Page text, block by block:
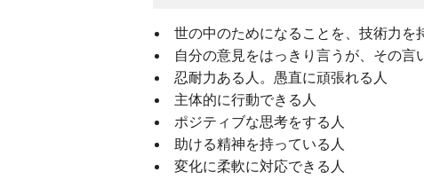
世の中のためになることを、技術力を
自分の意見をはっきり言うが、その言
忍耐力ある人。愚直に頑張れる人
主体的に行動できる人
ポジティブな思考をする人
助ける精神を持っている人
変化に柔軟に対応できる人